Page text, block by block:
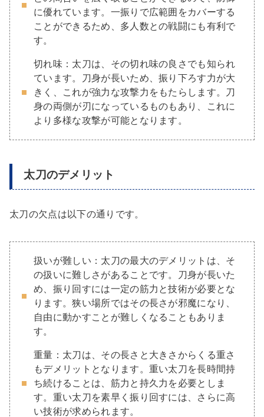
に優れています。一振りで広範囲をカバーする
ことができるため、多人数との戦闘にも有利で
す。
切れ味：太刀は、その切れ味の良さでも知られ
ています。刀身が長いため、振り下ろす力が大
きく、これが強力な攻撃力をもたらします。刀
身の両側が刃になっているものもあり、これに
より多様な攻撃が可能となります。
太刀のデメリット
太刀の欠点は以下の通りです。
扱いが難しい：太刀の最大のデメリットは、そ
の扱いに難しさがあることです。刀身が長いた
め、振り回すには一定の筋力と技術が必要とな
ります。狭い場所ではその長さが邪魔になり、
自由に動かすことが難しくなることもありま
す。
重量：太刀は、その長さと大きさからくる重さ
もデメリットとなります。重い太刀を長時間持
ち続けることは、筋力と持久力を必要としま
す。重い太刀を素早く振り回すには、さらに高
い技術が求められます。